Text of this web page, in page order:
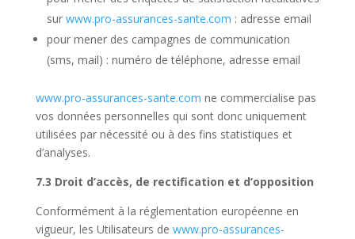
sur www.pro-assurances-sante.com : adresse email
pour mener des campagnes de communication
(sms, mail) : numéro de téléphone, adresse email
www.pro-assurances-sante.com ne commercialise pas
vos données personnelles qui sont donc uniquement
utilisées par nécessité ou à des fins statistiques et
d’analyses.
7.3 Droit d’accès, de rectification et d’opposition
Conformément à la réglementation européenne en
vigueur, les Utilisateurs de www.pro-assurances-